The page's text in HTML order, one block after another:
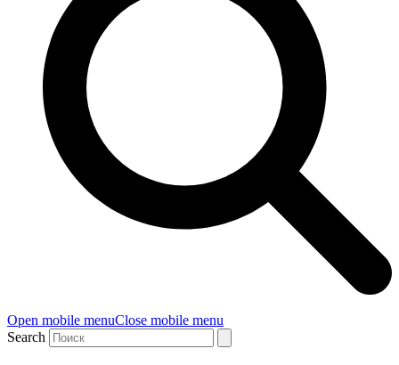
Open mobile menuClose mobile menu
Search